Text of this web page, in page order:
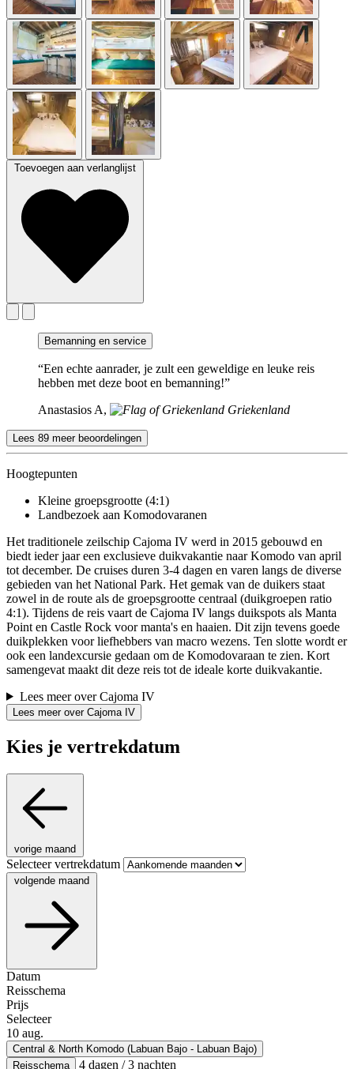
Toevoegen aan verlanglijst
Bemanning en service
“Een echte aanrader, je zult een geweldige en leuke reis
hebben met deze boot en bemanning!”
Anastasios A,
Griekenland
Lees 89 meer beoordelingen
Hoogtepunten
Kleine groepsgrootte (4:1)
Landbezoek aan Komodovaranen
Het traditionele zeilschip Cajoma IV werd in 2015 gebouwd en
biedt ieder jaar een exclusieve duikvakantie naar Komodo van april
tot december. De cruises duren 3-4 dagen en varen langs de diverse
gebieden van het National Park. Het gemak van de duikers staat
zowel in de route als de groepsgrootte centraal (duikgroepen ratio
4:1). Tijdens de reis vaart de Cajoma IV langs duikspots als Manta
Point en Castle Rock voor manta's en haaien. Dit zijn tevens goede
duikplekken voor liefhebbers van macro wezens. Ten slotte wordt er
ook een landexcursie gedaan om de Komodovaraan te zien. Kort
samengevat maakt dit deze reis tot de ideale korte duikvakantie.
Lees meer over Cajoma IV
Lees meer over Cajoma IV
Kies je vertrekdatum
vorige maand
Selecteer vertrekdatum
volgende maand
Datum
Reisschema
Prijs
Selecteer
10 aug.
Central & North Komodo (Labuan Bajo - Labuan Bajo)
Reisschema
4 dagen / 3 nachten